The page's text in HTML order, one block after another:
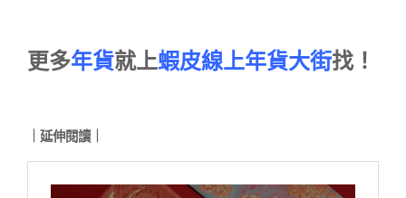
更多年貨就上蝦皮線上年貨大街找！
｜延伸閱讀｜